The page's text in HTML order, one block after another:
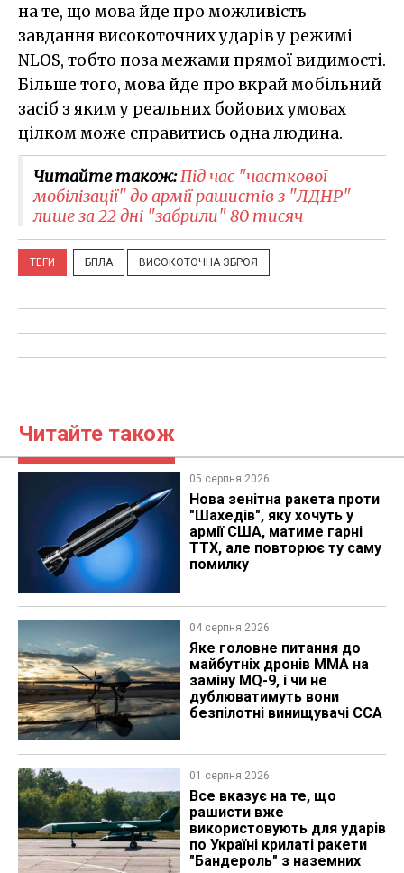
на те, що мова йде про можливість
завдання високоточних ударів у режимі
NLOS, тобто поза межами прямої видимості.
Більше того, мова йде про вкрай мобільний
засіб з яким у реальних бойових умовах
цілком може справитись одна людина.
Читайте також:Під час "часткової
мобілізації" до армії рашистів з "ЛДНР"
лише за 22 дні "забрили" 80 тисяч
ТЕГИ БПЛА ВИСОКОТОЧНА ЗБРОЯ
Читайте також
05 серпня 2026
Нова зенітна ракета проти
"Шахедів", яку хочуть у
армії США, матиме гарні
ТТХ, але повторює ту саму
помилку
04 серпня 2026
Яке головне питання до
майбутніх дронів MMA на
заміну MQ-9, і чи не
дублюватимуть вони
безпілотні винищувачі CCA
01 серпня 2026
Все вказує на те, що
рашисти вже
використовують для ударів
по Україні крилаті ракети
"Бандероль" з наземних